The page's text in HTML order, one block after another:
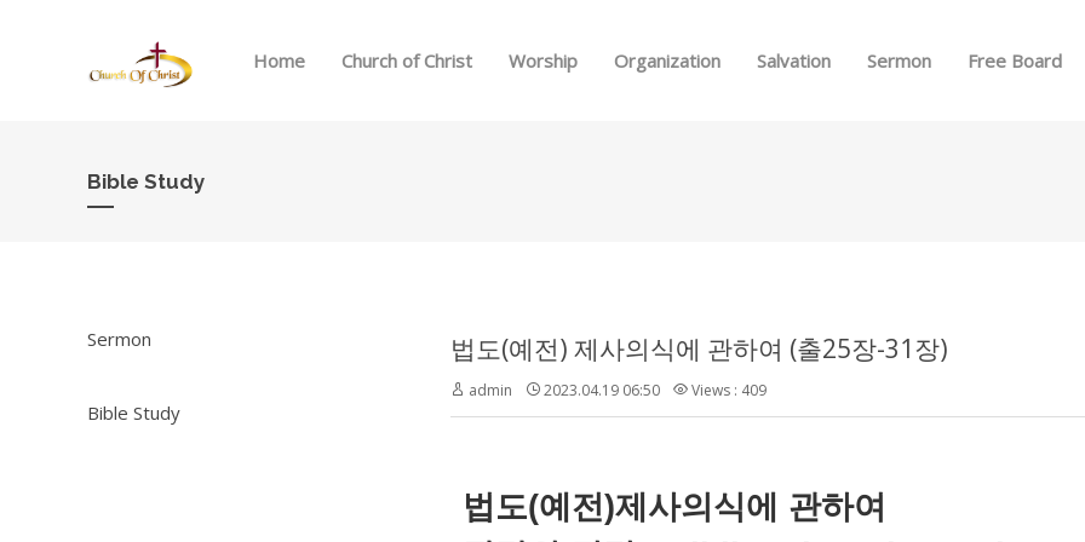
Home Church of Christ Worship Organization Salvation Sermon Free Board
Bible Study
Sermon
Bible Study
법도(예전) 제사의식에 관하여 (출25장-31장)
admin 2023.04.19 06:50 Views : 409
법도(예전)제사의식에
관하여